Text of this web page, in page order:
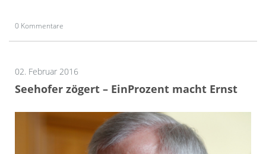
0 Kommentare
02. Februar 2016
Seehofer zögert – EinProzent macht Ernst